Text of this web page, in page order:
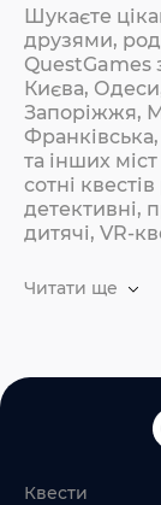
Шукаєте
друзями,
QuestGames
Києва,
Запоріжжя,
та інших
сотні
детективні,
дитячі, VR-
Читати ще
Квести